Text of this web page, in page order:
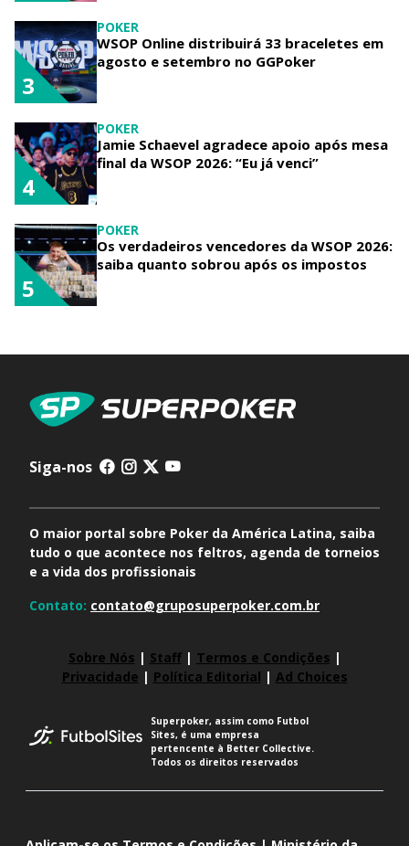
POKER
WSOP Online distribuirá 33 braceletes em
agosto e setembro no GGPoker
3
POKER
Jamie Schaevel agradece apoio após mesa
final da WSOP 2026: “Eu já venci”
4
POKER
Os verdadeiros vencedores da WSOP 2026:
saiba quanto sobrou após os impostos
5
Siga-nos
O maior portal sobre Poker da América Latina, saiba
tudo o que acontece nos feltros, agenda de torneios
e a vida dos profissionais
Contato: contato@gruposuperpoker.com.br
Sobre Nós | Staff| Termos e Condições |
Privacidade | Política Editorial | Ad Choices
Superpoker, assim como Futbol
Sites, é uma empresa
pertencente à Better Collective.
Todos os direitos reservados